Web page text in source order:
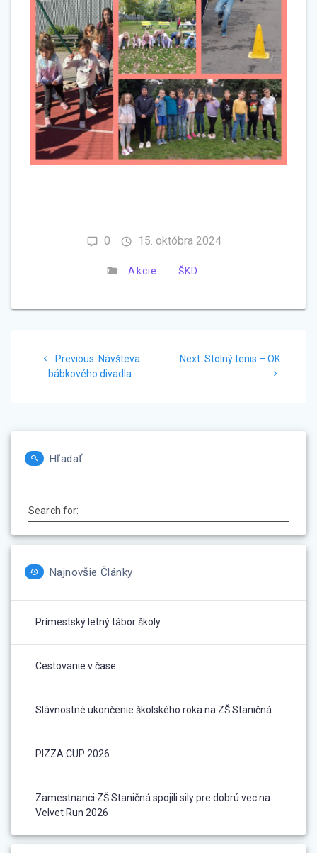
0 15. októbra 2024
Akcie ŠKD
Previous: Previous
post:
Návšteva
bábkového divadla
Next: Next
Stolný tenis – OK
Hľadať
Search for:
Najnovšie Články
Prímestský letný tábor školy
Cestovanie v čase
Slávnostné ukončenie školského roka na ZŠ Staničná
PIZZA CUP 2026
Zamestnanci ZŠ Staničná spojili sily pre dobrú vec na
Velvet Run 2026